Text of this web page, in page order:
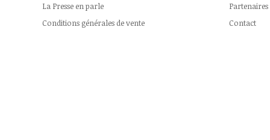
La Presse en parle
Conditions générales de vente
Partenaires
Contact